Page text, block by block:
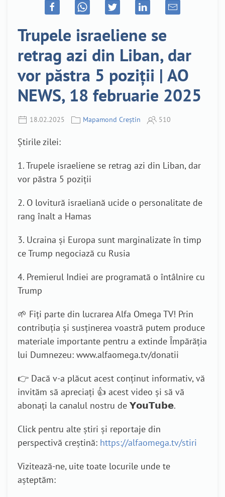
Trupele israeliene se
retrag azi din Liban, dar
vor păstra 5 poziții | AO
NEWS, 18 februarie 2025
18.02.2025 Mapamond Creștin 510
Știrile zilei:
1. Trupele israeliene se retrag azi din Liban, dar
vor păstra 5 poziții
2. O lovitură israeliană ucide o personalitate de
rang înalt a Hamas
3. Ucraina și Europa sunt marginalizate în timp
ce Trump negociază cu Rusia
4. Premierul Indiei are programată o întâlnire cu
Trump
🌱 Fiți parte din lucrarea Alfa Omega TV! Prin
contribuția și susținerea voastră putem produce
materiale importante pentru a extinde Împărăția
lui Dumnezeu: www.alfaomega.tv/donatii
👉 Dacă v-a plăcut acest conținut informativ, vă
invităm să apreciați 👍 acest video și să vă
abonați la canalul nostru de 𝗬𝗼𝘂𝗧𝘂𝗯𝗲.
Click pentru alte știri și reportaje din
perspectivă creștină: https://alfaomega.tv/stiri
Vizitează-ne, uite toate locurile unde te
așteptăm: